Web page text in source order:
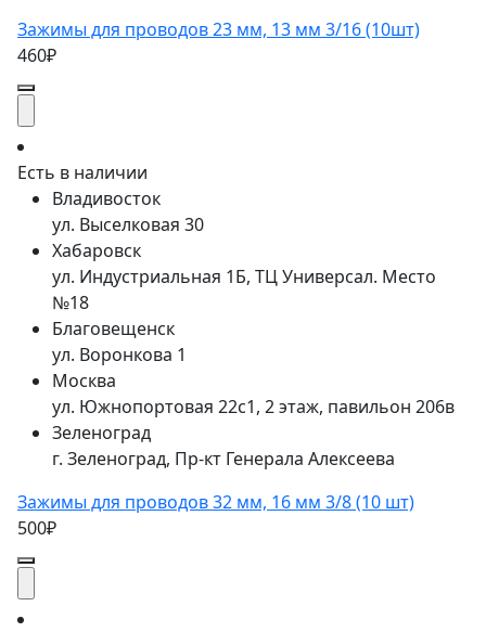
Зажимы для проводов 23 мм, 13 мм 3/16 (10шт)
460₽
Есть в наличии
Владивосток
ул. Выселковая 30
Хабаровск
ул. Индустриальная 1Б, ТЦ Универсал. Место
№18
Благовещенск
ул. Воронкова 1
Москва
ул. Южнопортовая 22с1, 2 этаж, павильон 206в
Зеленоград
г. Зеленоград, Пр-кт Генерала Алексеева
Зажимы для проводов 32 мм, 16 мм 3/8 (10 шт)
500₽